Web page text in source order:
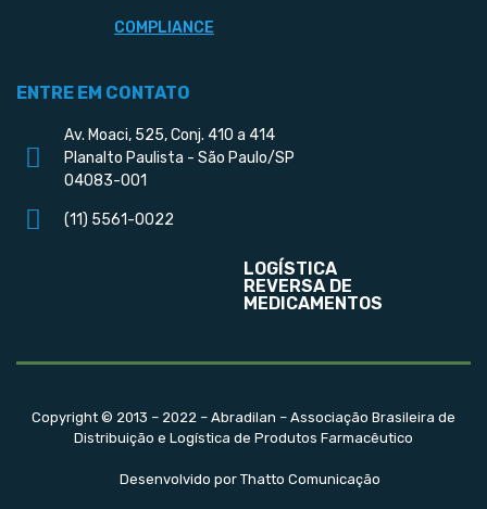
COMPLIANCE
ENTRE EM CONTATO
Av. Moaci, 525, Conj. 410 a 414
Planalto Paulista - São Paulo/SP
04083-001
(11) 5561-0022
LOGÍSTICA
REVERSA DE
MEDICAMENTOS
Copyright © 2013 – 2022 – Abradilan – Associação Brasileira de
Distribuição e Logística de Produtos Farmacêutico
Desenvolvido por Thatto Comunicação